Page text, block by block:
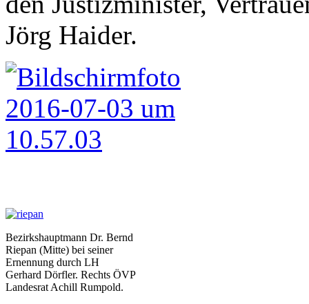
Jörg Haider.
Bezirkshauptmann Dr. Bernd
Riepan (Mitte) bei seiner
Ernennung durch LH
Gerhard Dörfler. Rechts ÖVP
Landesrat Achill Rumpold.